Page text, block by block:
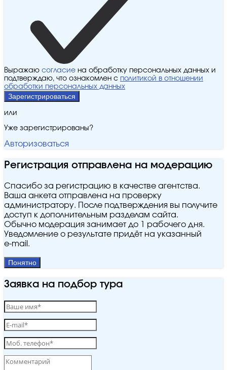
Выражаю согласие на обработку персональных данных и
подтверждаю, что ознакомлен с политикой в отношении
обработки персональных данных
Зарегистрироваться
или
Уже зарегистрированы?
Авторизоваться
Регистрация отправлена на модерацию
Спасибо за регистрацию в качестве агентства.
Ваша анкета отправлена на проверку
администратору. После подтверждения вы получите
доступ к дополнительным разделам сайта.
Обычно модерация занимает до 1 рабочего дня.
Уведомление о результате придёт на указанный
e‑mail.
Понятно
Заявка на подбор тура